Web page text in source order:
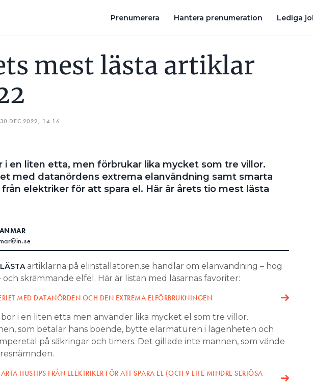
Prenumerera Hantera prenumeration Lediga
mest lästa artiklar
30 DEC 2022, 14:16
i en liten etta, men förbrukar lika mycket som tre villor.
med datanördens extrema elanvändning samt smarta
från elektriker för att spara el. Här är årets tio mest lästa
artiklarna på elinstallatoren.se handlar om elanvändning – hög
och skrämmande elfel. Här är listan med läsarnas favoriter:
MED DATANÖRDEN OCH DEN EXTREMA ELFÖRBRUKNINGEN
i en liten etta men använder lika mycket el som tre villor.
som betalar hans boende, bytte elarmaturen i lägenheten och
på säkringar och timers. Det gillade inte mannen, som vände
HUSTIPS FRÅN ELEKTRIKER FÖR ATT SPARA EL (OCH 9 LITE MINDRE SERIÖSA
SVARAR PÅ KRITIKEN: ”INGA PROBLEM ATT SE MÄRKNINGEN” HAN LÖSTE